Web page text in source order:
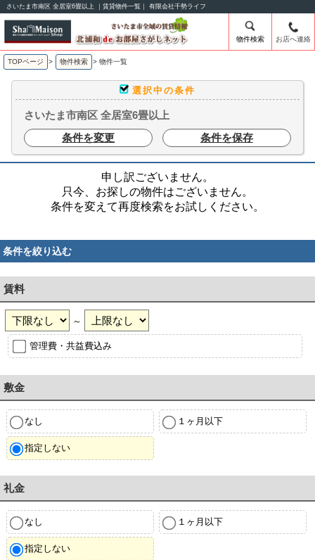
さいたま市南区 全居室6畳以上 ｜賃貸物件一覧｜ 有限会社千勢ライフ
物件検索 お店へ連絡
TOPページ > 物件検索 > 物件一覧
選択中の条件
さいたま市南区 全居室6畳以上
条件を変更
条件を保存
申し訳ございません。
只今、お探しの物件はございません。
条件を変えて再度検索をお試しください。
条件を絞り込む
賃料
～
管理費・共益費込み
敷金
なし １ヶ月以下
指定しない
礼金
なし １ヶ月以下
指定しない